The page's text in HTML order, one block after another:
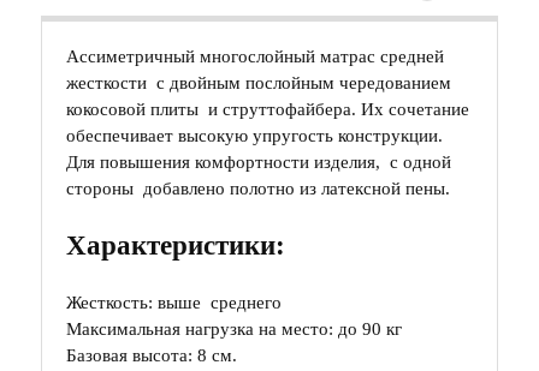
Ассиметричный многослойный матрас средней
жесткости с двойным послойным чередованием
кокосовой плиты и струттофайбера. Их сочетание
обеспечивает высокую упругость конструкции.
Для повышения комфортности изделия, с одной
стороны добавлено полотно из латексной пены.
Характеристики:
Жесткость: выше среднего
Максимальная нагрузка на место: до 90 кг
Базовая высота: 8 см.